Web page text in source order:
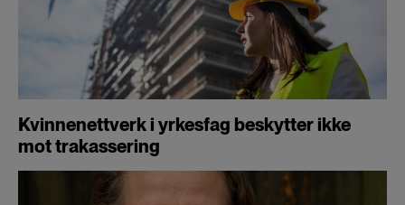
Kvinnenettverk i yrkesfag beskytter ikke
mot trakassering
cookies